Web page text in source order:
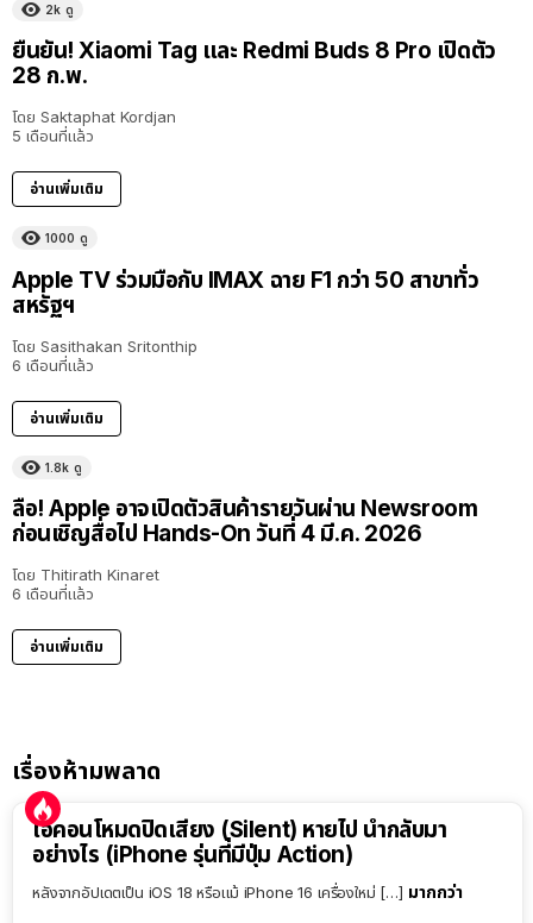
2k ดู
ยืนยัน! Xiaomi Tag และ Redmi Buds 8 Pro เปิดตัว
28 ก.พ.
โดย Saktaphat Kordjan
5 เดือนที่แล้ว
อ่านเพิ่มเติม
1000 ดู
Apple TV ร่วมมือกับ IMAX ฉาย F1 กว่า 50 สาขาทั่ว
สหรัฐฯ
โดย Sasithakan Sritonthip
6 เดือนที่แล้ว
อ่านเพิ่มเติม
1.8k ดู
ลือ! Apple อาจเปิดตัวสินค้ารายวันผ่าน Newsroom
ก่อนเชิญสื่อไป Hands-On วันที่ 4 มี.ค. 2026
โดย Thitirath Kinaret
6 เดือนที่แล้ว
อ่านเพิ่มเติม
เรื่องห้ามพลาด
ไอคอนโหมดปิดเสียง (Silent) หายไป นำกลับมา
อย่างไร (iPhone รุ่นที่มีปุ่ม Action)
หลังจากอัปเดตเป็น iOS 18 หรือแม้ iPhone 16 เครื่องใหม่ […] มากกว่า